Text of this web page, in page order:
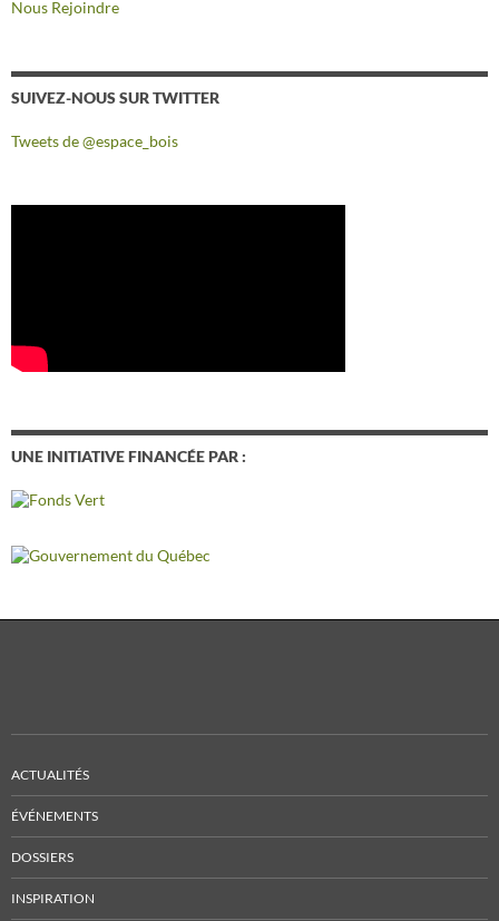
Nous Rejoindre
SUIVEZ-NOUS SUR TWITTER
Tweets de @espace_bois
UNE INITIATIVE FINANCÉE PAR :
ACTUALITÉS
ÉVÉNEMENTS
DOSSIERS
INSPIRATION